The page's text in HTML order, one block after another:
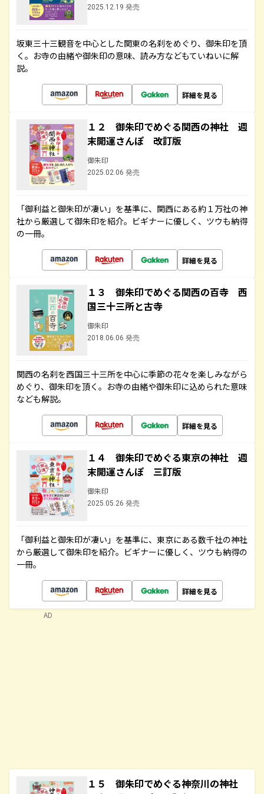
2025.12.19 発売
坂東三十三観音を中心とした関東の名刹をめぐり、御朱印を頂
く。お寺の由緒や御朱印の意味、読み方などもていねいに解
説。
詳細を見る
１２ 御朱印でめぐる関西の神社 週
末開運さんぽ 改訂版
御朱印
2025.02.06 発売
「御利益と御朱印が凄い」を基準に、関西にある約１万社の神
社から厳選して御朱印を紹介。ビギナーに優しく、ツウも納得
の一冊。
詳細を見る
１３ 御朱印でめぐる関西の百寺 西
国三十三所と古寺
御朱印
2018.06.06 発売
関西の名刹を西国三十三所を中心に季節の花々を楽しみながら
めぐり、御朱印を頂く。お寺の由緒や御朱印に込められた意味
なども解説。
詳細を見る
１４ 御朱印でめぐる東京の神社 週
末開運さんぽ 三訂版
御朱印
2025.05.26 発売
「御利益と御朱印が凄い」を基準に、東京にある数千社の神社
から厳選して御朱印を紹介。ビギナーに優しく、ツウも納得の
一冊。
詳細を見る
１５ 御朱印でめぐる神奈川の神社
AD